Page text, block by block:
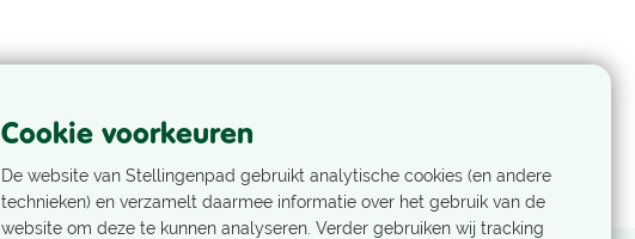
Cookie voorkeuren
De website van Stellingenpad gebruikt analytische cookies (en andere
technieken) en verzamelt daarmee informatie over het gebruik van de
website om deze te kunnen analyseren. Verder gebruiken wij tracking